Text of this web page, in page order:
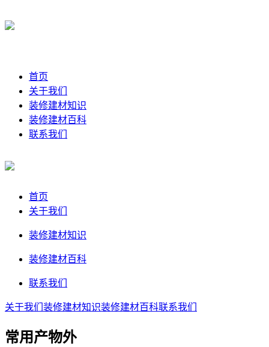
首页
关于我们
装修建材知识
装修建材百科
联系我们
首页
关于我们
装修建材知识
装修建材百科
联系我们
关于我们 装修建材知识装修建材百科联系我们
常用产物外